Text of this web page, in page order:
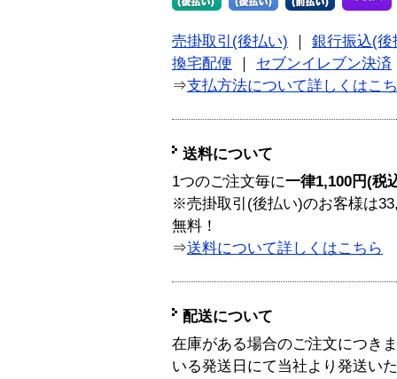
売掛取引(後払い)
銀行振込(後
換宅配便
セブンイレブン決済
⇒支払方法について詳しくはこ
送料について
1つのご注文毎に一律1,100円(税
※売掛取引(後払い)のお客様は
無料！
⇒送料について詳しくはこちら
配送について
在庫がある場合のご注文につき
いる発送日にて当社より発送い